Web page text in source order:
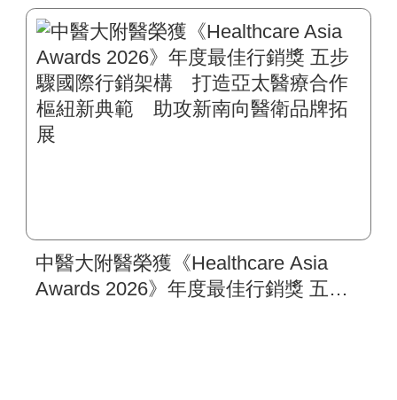
東馬
中醫大附醫榮獲《Healthcare Asia
Awards 2026》年度最佳行銷獎 五步